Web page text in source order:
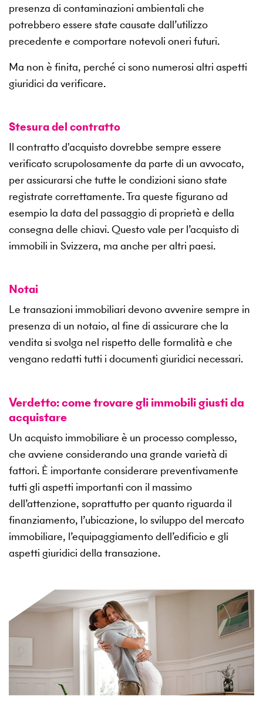
presenza di contaminazioni ambientali che
potrebbero essere state causate dall’utilizzo
precedente e comportare notevoli oneri futuri.
Ma non è finita, perché ci sono numerosi altri aspetti
giuridici da verificare.
Stesura del contratto
Il contratto d'acquisto dovrebbe sempre essere
verificato scrupolosamente da parte di un avvocato,
per assicurarsi che tutte le condizioni siano state
registrate correttamente. Tra queste figurano ad
esempio la data del passaggio di proprietà e della
consegna delle chiavi. Questo vale per l’acquisto di
immobili in Svizzera, ma anche per altri paesi.
Notai
Le transazioni immobiliari devono avvenire sempre in
presenza di un notaio, al fine di assicurare che la
vendita si svolga nel rispetto delle formalità e che
vengano redatti tutti i documenti giuridici necessari.
Verdetto: come trovare gli immobili giusti da
acquistare
Un acquisto immobiliare è un processo complesso,
che avviene considerando una grande varietà di
fattori. È importante considerare preventivamente
tutti gli aspetti importanti con il massimo
dell’attenzione, soprattutto per quanto riguarda il
finanziamento, l’ubicazione, lo sviluppo del mercato
immobiliare, l’equipaggiamento dell’edificio e gli
aspetti giuridici della transazione.